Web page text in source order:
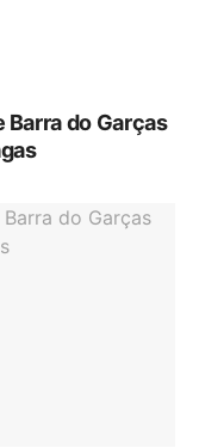
do Garças